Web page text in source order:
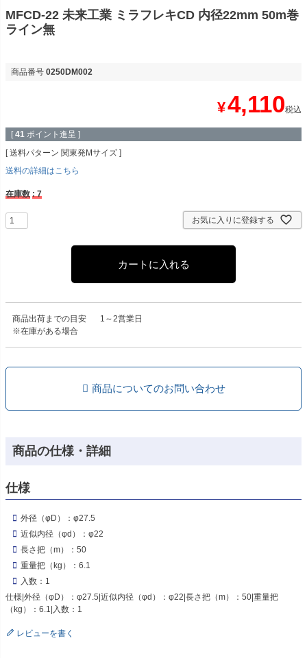
MFCD-22 未来工業 ミラフレキCD 内径22mm 50m巻
ライン無
商品番号 0250DM002
¥4,110税込
[ 41 ポイント進呈 ]
送料パターン 関東発Mサイズ
送料の詳細はこちら
在庫数 7
お気に入りに登録する
カートに入れる
商品出荷までの目安
※在庫がある場合
1～2営業日
商品についてのお問い合わせ
商品の仕様・詳細
仕様
外径（φD）：φ27.5
近似内径（φd）：φ22
長さ把（m）：50
重量把（kg）：6.1
入数：1
仕様|外径（φD）：φ27.5|近似内径（φd）：φ22|長さ把（m）：50|重量把
（kg）：6.1|入数：1
レビューを書く